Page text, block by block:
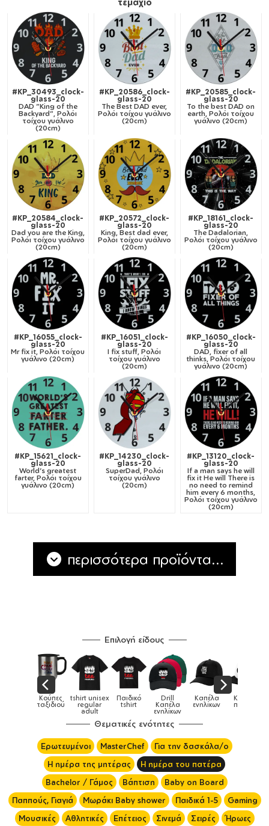
#KP_30493_clock-
glass-20
DAD "King of the
Backyard", Ρολόι
τοίχου γυάλινο
(20cm)
#KP_20586_clock-
glass-20
The Best DAD ever,
Ρολόι τοίχου γυάλινο
(20cm)
#KP_20585_clock-
glass-20
To the best DAD on
earth, Ρολόι τοίχου
γυάλινο (20cm)
#KP_20584_clock-
glass-20
Dad you are the King,
Ρολόι τοίχου γυάλινο
(20cm)
#KP_20572_clock-
glass-20
King, Best dad ever,
Ρολόι τοίχου γυάλινο
(20cm)
#KP_18161_clock-
glass-20
The Dadalorian,
Ρολόι τοίχου γυάλινο
(20cm)
#KP_16055_clock-
glass-20
Mr fix it, Ρολόι τοίχου
γυάλινο (20cm)
#KP_16051_clock-
glass-20
I fix stuff, Ρολόι
τοίχου γυάλινο
(20cm)
#KP_16050_clock-
glass-20
DAD, fixer of all
thinks, Ρολόι τοίχου
γυάλινο (20cm)
#KP_15621_clock-
glass-20
World's greatest
farter, Ρολόι τοίχου
γυάλινο (20cm)
#KP_14230_clock-
glass-20
SuperDad, Ρολόι
τοίχου γυάλινο
(20cm)
#KP_13120_clock-
glass-20
If a man says he will
fix it He will There is
no need to remind
him every 6 months,
Ρολόι τοίχου γυάλινο
(20cm)
περισσότερα προϊόντα...
Επιλογή είδους
Κούπες
ταξιδιού
tshirt unisex
regular
adult
Παιδικό
tshirt
Drill
Καπέλα
ενηλίκων
Καπέλα
ενηλίκων
Καπέλα
παιδικά
Θεματικές ενότητες
Ερωτευμένοι MasterChef
Για την δασκάλα/ο
Η ημέρα της μητέρας
Η ημέρα του πατέρα
Bachelor / Γάμος
Βάπτιση
Baby on Board
Παππούς, Γιαγιά
Μωράκι Baby shower Παιδικά 1-5
Gaming
Μουσικές
Αθλητικές Επέτειος Σινεμά Σειρές
Ήρωες